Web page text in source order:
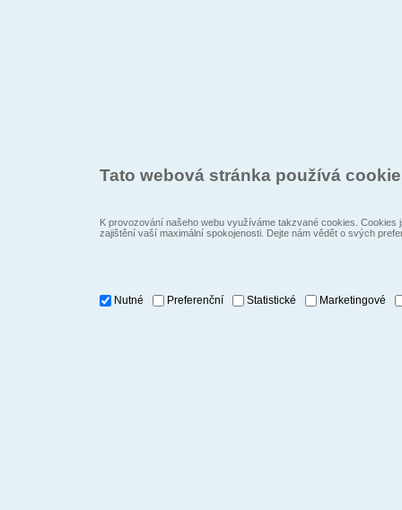
Tato webová stránka používá
K provozování našeho webu využíváme takzvané cookies.
zajištění vaší maximální spokojenosti. Dejte nám vědět o svých
Nutné Preferenční Statistické Marketingové